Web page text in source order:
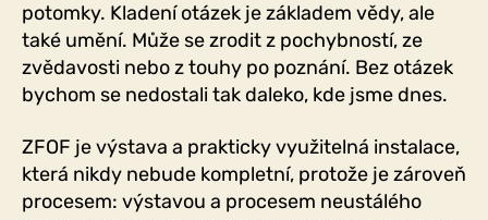
potomky. Kladení otázek je základem vědy, ale
také umění. Může se zrodit z pochybností, ze
zvědavosti nebo z touhy po poznání. Bez otázek
bychom se nedostali tak daleko, kde jsme dnes.
ZFOF je výstava a prakticky využitelná instalace,
která nikdy nebude kompletní, protože je zároveň
procesem: výstavou a procesem neustálého